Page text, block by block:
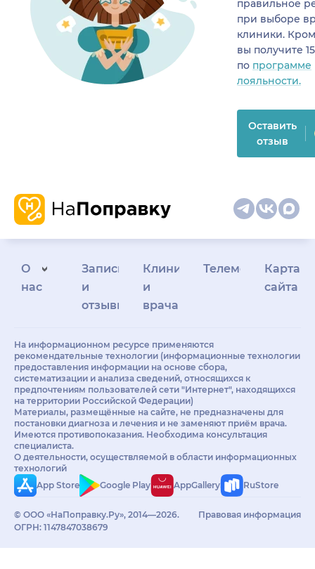
правильное
при выборе
клиники.
вы получите
по программе
лояльности.
Оставить
отзыв
О
нас
Запись
и
отзывы
Клиникам
и
врачам
Телемедицина
Карта
сайта
На информационном ресурсе применяются
рекомендательные технологии (информационные технологии
предоставления информации на основе сбора,
систематизации и анализа сведений, относящихся к
предпочтениям пользователей сети "Интернет", находящихся
на территории Российской Федерации)
Материалы, размещённые на сайте, не предназначены для
постановки диагноза и лечения и не заменяют приём врача.
Имеются противопоказания. Необходима консультация
специалиста.
О деятельности, осуществляемой в области информационных
технологий
App Store
Google Play AppGallery RuStore
© ООО «НаПоправку.Ру», 2014—2026.
ОГРН: 1147847038679
Правовая информация